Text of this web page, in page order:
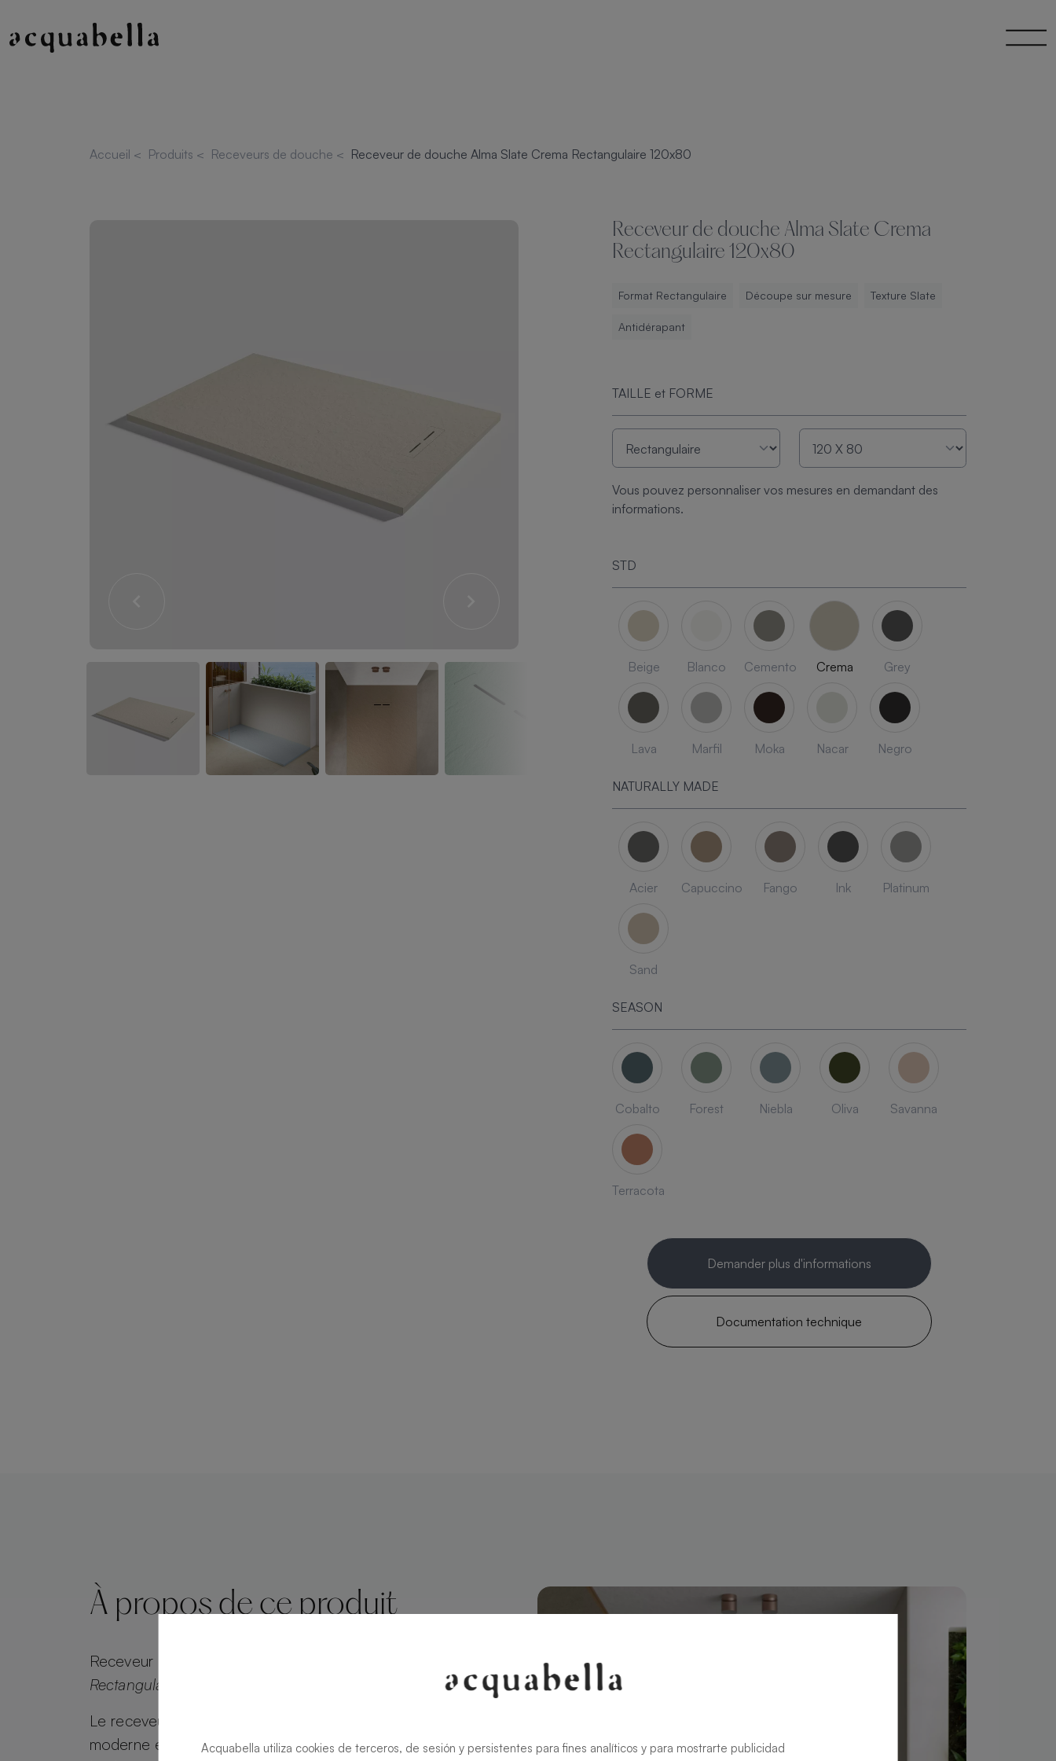
Accueil < Produits < Receveurs de douche < Receveur de douche Alma Slate Crema Rectangulaire 120x80
Receveur de douche Alma Slate Crema
Rectangulaire 120x80
Format Rectangulaire Découpe sur mesure Texture Slate
Antidérapant
TAILLE et FORME
Vous pouvez personnaliser vos mesures en demandant des
informations.
STD
Beige Blanco Cemento Crema Grey
Lava Marfil Moka Nacar Negro
NATURALLY MADE
Acier Capuccino Fango Ink Platinum
Sand
SEASON
Cobalto Forest Niebla Oliva Savanna
Terracota
Demander plus d'informations
Documentation technique
À propos de ce produit
Receveur de douche
Rectangulaire 120 X 80
Le receveur de douche Alma Slate allie style
moderne et attrait intemporel. Alma Slate conserve
Acquabella utiliza cookies de terceros, de sesión y persistentes para fines analíticos y para mostrarte publicidad